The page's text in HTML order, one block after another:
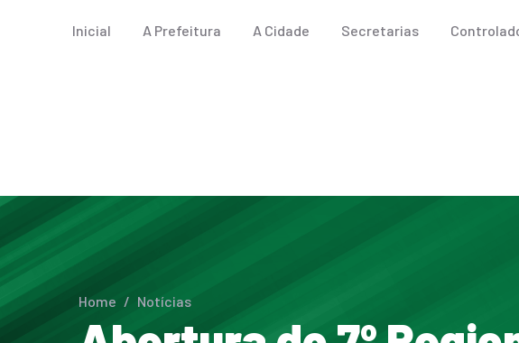
Inicial A Prefeitura A Cidade Secretarias
Home / Notícias